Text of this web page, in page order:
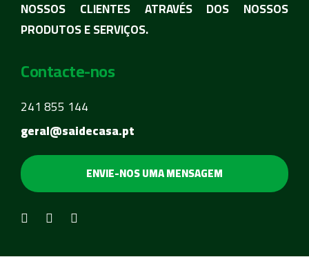
NOSSOS CLIENTES ATRAVÉS DOS NOSSOS
PRODUTOS E SERVIÇOS.
Contacte-nos
241 855 144
geral@saidecasa.pt
ENVIE-NOS UMA MENSAGEM